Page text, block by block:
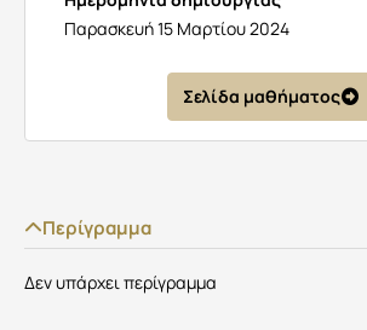
Παρασκευή 15 Μαρτίου 2024
Σελίδα μαθήματος
Περίγραμμα
Δεν υπάρχει περίγραμμα